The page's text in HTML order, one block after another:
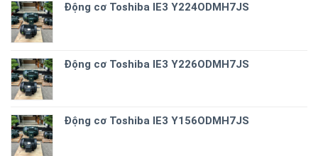
Động cơ Toshiba IE3 Y224ODMH7JS
Động cơ Toshiba IE3 Y226ODMH7JS
Động cơ Toshiba IE3 Y156ODMH7JS